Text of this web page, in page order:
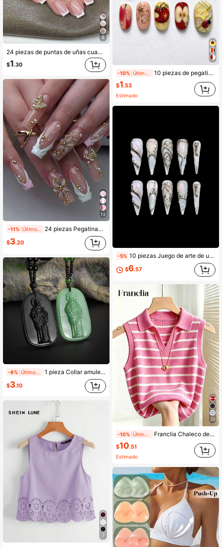
6
24 piezas de puntas de uñas cuadradas blancas de estilo francés minimalista y simple, adecuadas para uso diario y fiestas
$1.30
13
-11% 24 piezas Pegatinas de uñas 3D cuadradas largas con decoración de perlas, sensibles a la presión, diseños florales y de manicura francesa, ajuste perfecto para las puntas de los dedos. El set incluye: 1 pieza de gel de gelatina y 1 pieza de lima de uñas. Pegatinas de uñas brillantes para el verano, adecuadas para el trabajo diario y las ocasiones de fiesta de las mujeres. Uñas postizas
$3.20
-6% 1 pieza Collar amuleto de San Benito tallado vintage, adecuado para hombres y mujeres, colgante religioso de jade falso y obsidiana negra con cadena de cuentas, joyería de amuleto de oración espiritual cristiana católica, regalo
$3.10
7
-10% 10 piezas de pegatinas de uñas acrílicas 3D vintage y divertidas, con patrones de manzana, mariquita y estrella, uñas ovaladas cortas de presión, adecuadas para que niñas y mujeres las usen en parques de atracciones, picnics y fiestas
$1.53
Estimado
-5% 10 piezas Juego de arte de uñas hecho a mano blanco, arte de uñas hecho a mano, arte de uñas vintage, arte de uñas estilo Y2K, arte de uñas portátil, arte de uñas de Halloween, arte de uñas de verano, arte de uñas, regalo para mujeres, adecuado para niñas y mujeres para fiestas y uso diario
$6.57
20
-10% Franclia Chaleco de punto a rayas con solapa, casual, elegante e intelectual para mujer
$10.51
Estimado